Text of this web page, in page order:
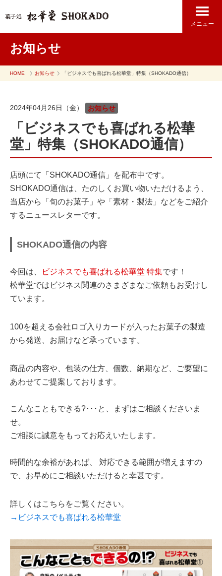
メニュー
お知らせ
HOME お知らせ 「ビジネスでも喜ばれる松華堂」特集（SHOKADO通信）
2024年04月26日（金） お知らせ
「ビジネスでも喜ばれる松華
堂」特集（SHOKADO通信）
店頭にて「SHOKADO通信」を配布中です。
SHOKADO通信は、たのしくお買い物いただけるよう、
当店から「旬のお菓子」や「素材・製法」などをご紹介
するニュースレターです。
SHOKADO通信の内容
今回は、 ビジネスでも喜ばれる松華堂 特集です！
松華堂ではビジネス関連のさまざまなご依頼もお受けし
ています。
100を超える会社ロゴ入りカードが入ったお菓子の製造
から発送、お届けなど承っています。
商品の内容や、包装の仕方、個数、納期など、ご要望に
あわせてご提案しております。
こんなこともできる?･･･と、まずはご相談くださいま
せ。
ご相談に誠意をもってお応えいたします。
時間的な余裕があれば、 対応できる範囲が増えますの
で、お早めにご相談いただけると幸甚です。
詳しくはこちらをご覧ください。
→ビジネスでも喜ばれる松華堂